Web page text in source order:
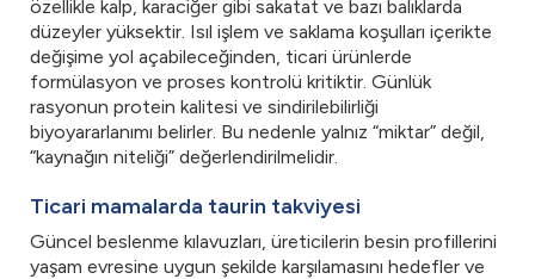
özellikle kalp, karaciğer gibi sakatat ve bazı balıklarda
düzeyler yüksektir. Isıl işlem ve saklama koşulları içerikte
değişime yol açabileceğinden, ticari ürünlerde
formülasyon ve proses kontrolü kritiktir. Günlük
rasyonun protein kalitesi ve sindirilebilirliği
biyoyararlanımı belirler. Bu nedenle yalnız “miktar” değil,
“kaynağın niteliği” değerlendirilmelidir.
Ticari mamalarda taurin takviyesi
Güncel beslenme kılavuzları, üreticilerin besin profillerini
yaşam evresine uygun şekilde karşılamasını hedefler ve